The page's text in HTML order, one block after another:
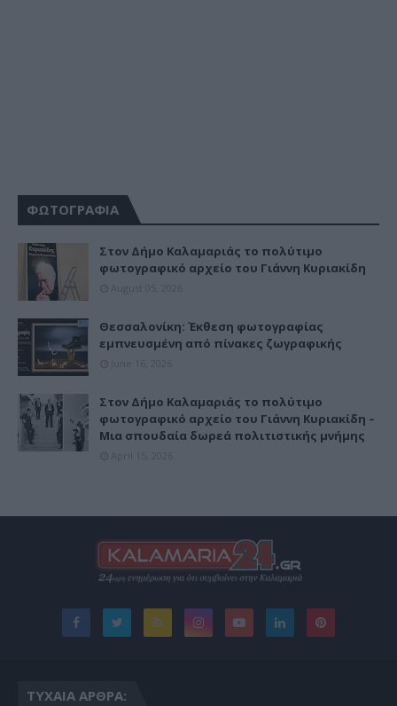
ΦΩΤΟΓΡΑΦΙΑ
Στον Δήμο Καλαμαριάς το πολύτιμο
φωτογραφικό αρχείο του Γιάννη Κυριακίδη
Θεσσαλονίκη: Έκθεση φωτογραφίας
εμπνευσμένη από πίνακες ζωγραφικής
Στον Δήμο Καλαμαριάς το πολύτιμο
φωτογραφικό αρχείο του Γιάννη Κυριακίδη –
Μια σπουδαία δωρεά πολιτιστικής μνήμης
ΤΥΧΑΊΑ ΆΡΘΡΑ: